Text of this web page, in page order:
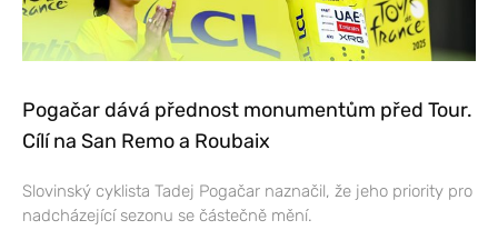
Pogačar dává přednost monumentům před Tour.
Cílí na San Remo a Roubaix
Slovinský cyklista Tadej Pogačar naznačil, že jeho priority pro
nadcházející sezonu se částečně mění.